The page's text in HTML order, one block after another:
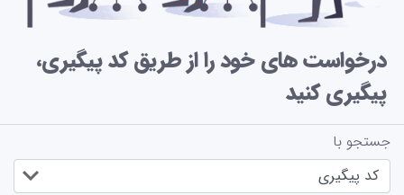
درخواست های خود را از طریق کد پیگیری،
پیگیری کنید
جستجو با